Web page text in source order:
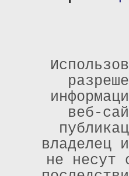
веб-
владелец
не несут